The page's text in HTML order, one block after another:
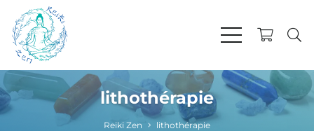
lithothérapie
Reiki Zen lithothérapie